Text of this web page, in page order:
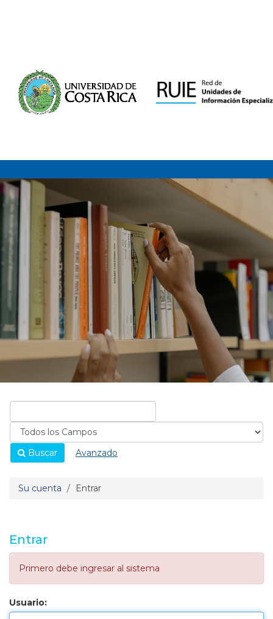
Buscar Avanzado
Su cuenta Entrar
Entrar
Primero debe ingresar al sistema
Usuario: